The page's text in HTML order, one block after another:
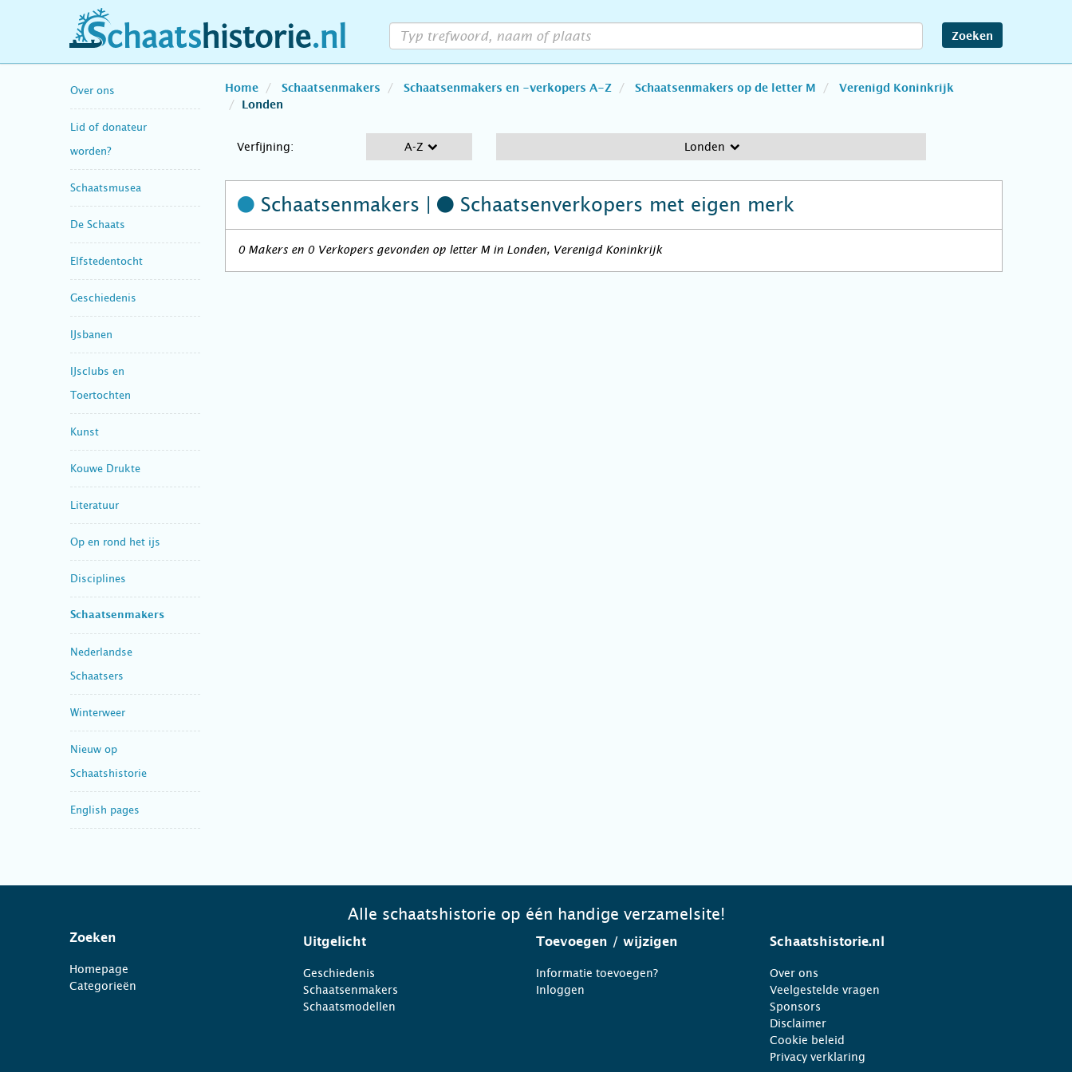
schaatshistorie.nl Zoeken
Over ons
Lid of donateur
worden?
Schaatsmusea
De Schaats
Elfstedentocht
Geschiedenis
IJsbanen
IJsclubs en
Toertochten
Kunst
Kouwe Drukte
Literatuur
Op en rond het ijs
Disciplines
Schaatsenmakers
Nederlandse
Schaatsers
Winterweer
Nieuw op
Schaatshistorie
English pages
Home Schaatsenmakers Schaatsenmakers en -verkopers A-Z Schaatsenmakers op de letter M
Verenigd Koninkrijk
Londen
Verfijning: A-Z Londen
Schaatsenmakers | Schaatsenverkopers met eigen merk
0 Makers en 0 Verkopers gevonden op letter M in Londen, Verenigd Koninkrijk
Alle schaatshistorie op één handige verzamelsite!
Zoeken
Homepage
Categorieën
Uitgelicht
Geschiedenis
Schaatsenmakers
Schaatsmodellen
Toevoegen / wijzigen
Informatie toevoegen?
Inloggen
Schaatshistorie.nl
Over ons
Veelgestelde vragen
Sponsors
Disclaimer
Cookie beleid
Privacy verklaring